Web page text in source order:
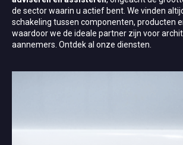
de sector waarin u actief bent. We vinden
schakeling tussen componenten, producten
waardoor we de ideale partner zijn voor
aannemers. Ontdek al onze diensten.